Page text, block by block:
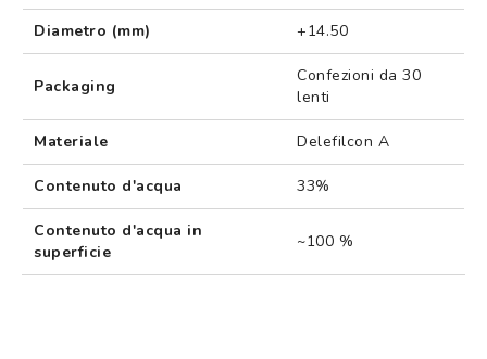
Diametro (mm) +14.50
Packaging
Confezioni da 30
lenti
Materiale Delefilcon A
Contenuto d'acqua 33%
Contenuto d'acqua in
superficie
~100 %